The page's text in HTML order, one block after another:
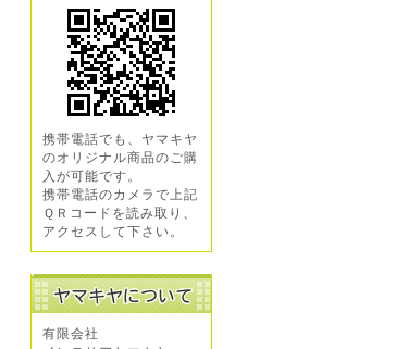
携帯電話でも、ヤマキヤ
のオリジナル商品のご購
入が可能です。
携帯電話のカメラで上記
ＱＲコードを読み取り、
アクセスして下さい。
有限会社